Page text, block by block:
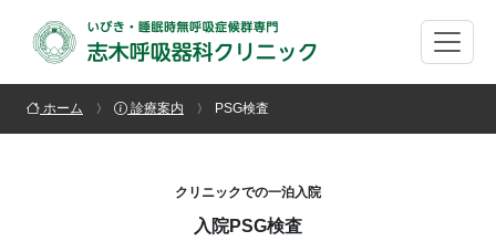
ホーム 診療案内 PSG検査
クリニックでの一泊入院
入院PSG検査